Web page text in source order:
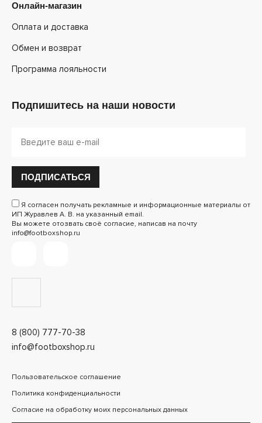
8 (800) 777-70-38
info@footboxshop.ru
Онлайн-магазин
Оплата и доставка
Обмен и возврат
Программа лояльности
Подпишитесь на наши новости
ПОДПИСАТЬСЯ
Я согласен получать рекламные и информационные материалы от
ИП Журавлев А. В. на указанный email.
Вы можете отозвать своё согласие, написав на почту
info@footboxshop.ru
Пользовательское соглашение
Политика конфиденциальности
Согласие на обработку моих персональных данных